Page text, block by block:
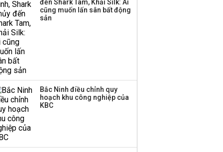
Lãnh đạo MB nói gì về
đến Shark Tam, Khải Silk: Ai
cũng muốn lấn sân bất động
sản
Bắc Ninh điều chỉnh quy
hoạch khu công nghiệp của
KBC